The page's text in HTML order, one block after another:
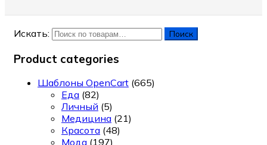
Искать: Поиск
Product categories
Шаблоны OpenCart (665)
Еда (82)
Личный (5)
Медицина (21)
Красота (48)
Мода (197)